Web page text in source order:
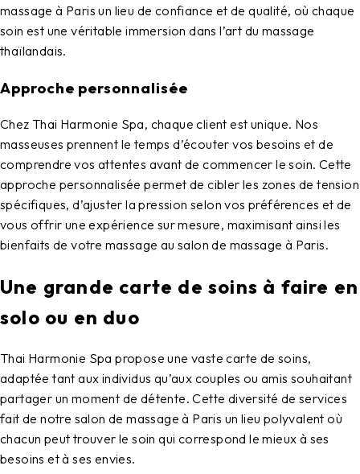
massage à Paris un lieu de confiance et de qualité, où chaque
soin est une véritable immersion dans l’art du massage
thaïlandais.
Approche personnalisée
Chez Thai Harmonie Spa, chaque client est unique. Nos
masseuses prennent le temps d’écouter vos besoins et de
comprendre vos attentes avant de commencer le soin. Cette
approche personnalisée permet de cibler les zones de tension
spécifiques, d’ajuster la pression selon vos préférences et de
vous offrir une expérience sur mesure, maximisant ainsi les
bienfaits de votre massage au salon de massage à Paris.
Une grande carte de soins à faire en
solo ou en duo
Thai Harmonie Spa propose une vaste carte de soins,
adaptée tant aux individus qu’aux couples ou amis souhaitant
partager un moment de détente. Cette diversité de services
fait de notre salon de massage à Paris un lieu polyvalent où
chacun peut trouver le soin qui correspond le mieux à ses
besoins et à ses envies.